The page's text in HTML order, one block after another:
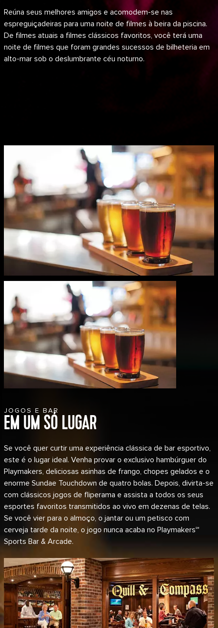
Reúna seus melhores amigos e acomodem-se nas
espreguiçadeiras para uma noite de filmes à beira da piscina.
De filmes atuais a filmes clássicos favoritos, você terá uma
noite de filmes que foram grandes sucessos de bilheteria em
alto-mar sob o deslumbrante céu noturno.
JOGOS E BAR
EM UM SÓ LUGAR
Se você quer curtir uma experiência clássica de bar esportivo,
este é o lugar ideal. Venha provar o exclusivo hambúrguer do
Playmakers, deliciosas asinhas de frango, chopes gelados e o
enorme Sundae Touchdown de quatro bolas. Depois, divirta-se
com clássicos jogos de fliperama e assista a todos os seus
esportes favoritos transmitidos ao vivo em dezenas de telas.
Se você vier para o almoço, o jantar ou um petisco com
cerveja tarde da noite, o jogo nunca acaba no Playmakers℠
Sports Bar & Arcade.